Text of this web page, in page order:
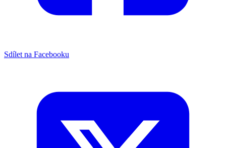
Sdílet na Facebooku